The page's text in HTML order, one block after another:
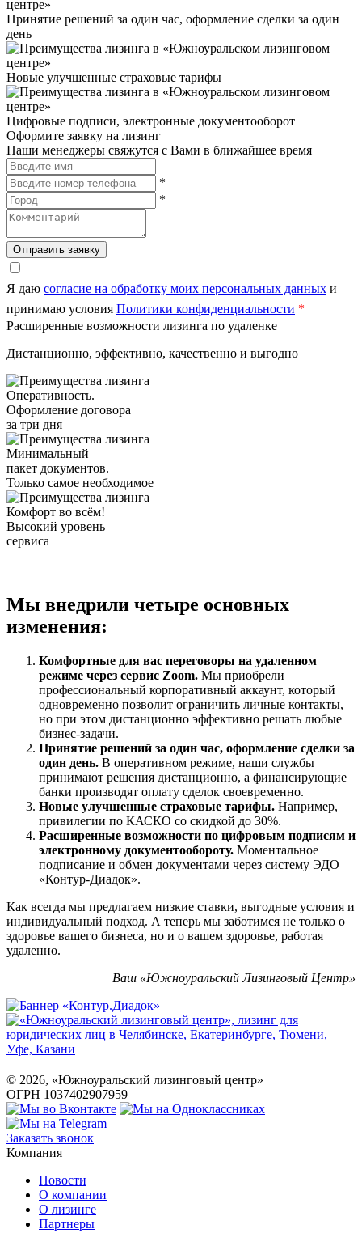
Принятие решений за один час, оформление сделки за один
день
Новые улучшенные страховые тарифы
Цифровые подписи, электронные документооборот
Оформите заявку на лизинг
Наши менеджеры свяжутся с Вами в ближайшее время
*
*
Отправить заявку
Я даю согласие на обработку моих персональных данных и
принимаю условия Политики конфиденциальности *
Расширенные возможности лизинга по удаленке
Дистанционно, эффективно, качественно и выгодно
Оперативность.
Оформление договора
за три дня
Минимальный
пакет документов.
Только самое необходимое
Комфорт во всём!
Высокий уровень
сервиса
Мы внедрили четыре основных
изменения:
Комфортные для вас переговоры на удаленном
режиме через сервис Zoom. Мы приобрели
профессиональный корпоративный аккаунт, который
одновременно позволит ограничить личные контакты,
но при этом дистанционно эффективно решать любые
бизнес-задачи.
Принятие решений за один час, оформление сделки за
один день. В оперативном режиме, наши службы
принимают решения дистанционно, а финансирующие
банки производят оплату сделок своевременно.
Новые улучшенные страховые тарифы. Например,
привилегии по КАСКО со скидкой до 30%.
Расширенные возможности по цифровым подписям и
электронному документообороту. Моментальное
подписание и обмен документами через систему ЭДО
«Контур-Диадок».
Как всегда мы предлагаем низкие ставки, выгодные условия и
индивидуальный подход. А теперь мы заботимся не только о
здоровье вашего бизнеса, но и о вашем здоровье, работая
удаленно.
Ваш «Южноуральский Лизинговый Центр»
© 2026, «Южноуральский лизинговый центр»
ОГРН 1037402907959
Заказать звонок
Компания
Новости
О компании
О лизинге
Партнеры